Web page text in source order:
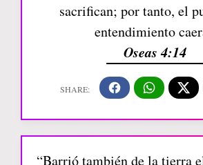
sacrifican; por tanto, el
entendimiento
Oseas 4:14
“Barrió también de la tierra